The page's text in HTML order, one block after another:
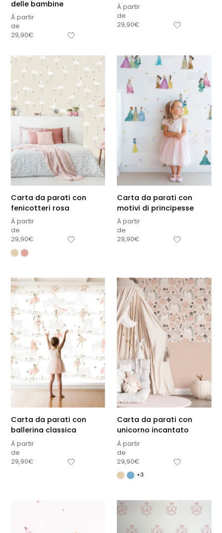
delle bambine
À partir
de
29,90€
À partir
de
29,90€
Carta da parati con
fenicotteri rosa
À partir
de
29,90€
Carta da parati con
motivi di principesse
À partir
de
29,90€
Carta da parati con
ballerina classica
À partir
de
29,90€
Carta da parati con
unicorno incantato
À partir
de
29,90€
+3